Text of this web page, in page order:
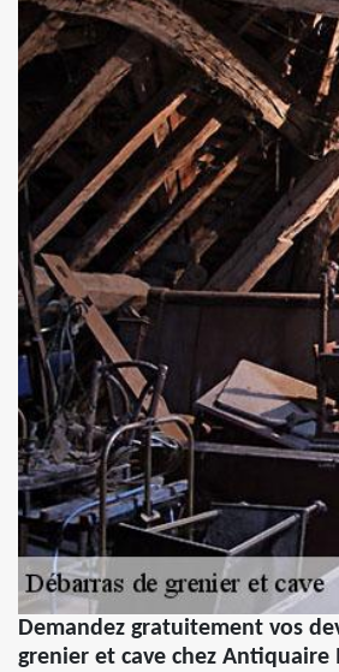
Demandez gratuitement vos
grenier et cave chez Antiquaire